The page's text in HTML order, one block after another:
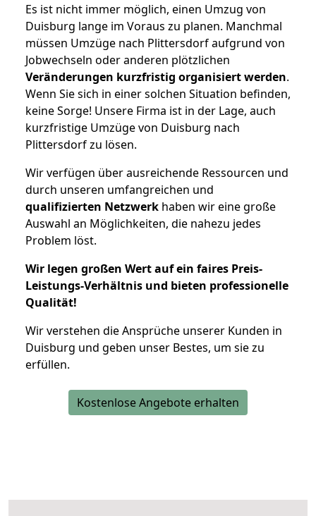
Es ist nicht immer möglich, einen Umzug von
Duisburg lange im Voraus zu planen. Manchmal
müssen Umzüge nach Plittersdorf aufgrund von
Jobwechseln oder anderen plötzlichen
Veränderungen kurzfristig organisiert werden.
Wenn Sie sich in einer solchen Situation befinden,
keine Sorge! Unsere Firma ist in der Lage, auch
kurzfristige Umzüge von Duisburg nach
Plittersdorf zu lösen.
Wir verfügen über ausreichende Ressourcen und
durch unseren umfangreichen und
qualifizierten Netzwerk haben wir eine große
Auswahl an Möglichkeiten, die nahezu jedes
Problem löst.
Wir legen großen Wert auf ein faires Preis-
Leistungs-Verhältnis und bieten professionelle
Qualität!
Wir verstehen die Ansprüche unserer Kunden in
Duisburg und geben unser Bestes, um sie zu
erfüllen.
Kostenlose Angebote erhalten